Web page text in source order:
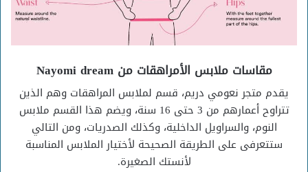
مقاسات ملابس الأمراهقات من Nayomi dream
يقدم متجر نعومي دريم، قسم لملابس المراهقات وهم الذين
تتراوح أعمارهم من 3 حتى 16 سنة، ويضم هذا القسم ملابس
النوم، والسراويل الداخلية، وكذلك الصدريات، ومن التالي
ستتعرفى على الطريقة الصحيحة لأختيار الملابس المناسبة
لأنستك الصغيرة.